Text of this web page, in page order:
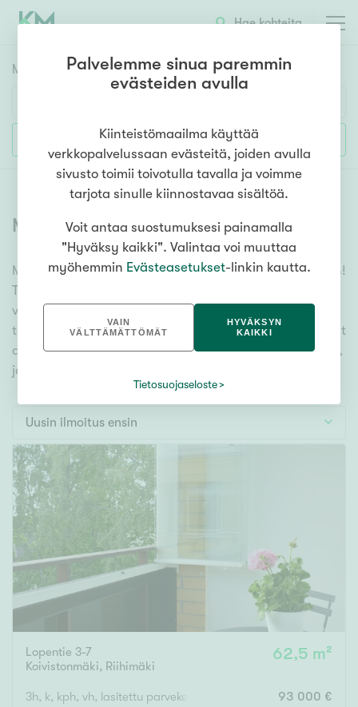
Hae kohteita
Myyntikohteet
Huoneluku
1h 2h 3h 4h 5h+
Asuntotyyppi
Kerros-/luhtitalo
Rivitalo/paritalo
Omakoti-/erillistalo
Maa- tai metsätila
Vapaa-ajan asunto
Muut
Hinta
000 000 €
Asuinpinta-ala Kokonaispinta-ala
m²
Lisää hakuehtoja
Myytävät asunnot (6312 )
Meiltä löydät myytävät asunnot, oli tarpeesi mikä vain!
Tuhansien kohteiden ja satojen kiinteistönvälittäjien
verkostomme auttaa sinua kenties elämäsi
tärkeimmässä päätöksessä. Katso alta kaikki myytävät
asunnot. Hyödynnä myös kätevää hakutyökaluamme,
jonka avulla löydät omien toiveidesi mukaisen kodin.
Uusin ilmoitus ensin
Lopentie 3-7
Koivistonmäki, Riihimäki
62,5 m²
3h, k, kph, vh, lasitettu parveke 93 000 €
Palvelemme sinua paremmin
evästeiden avulla
Kiinteistömaailma käyttää
verkkopalvelussaan evästeitä, joiden avulla
sivusto toimii toivotulla tavalla ja voimme
tarjota sinulle kiinnostavaa sisältöä.
Voit antaa suostumuksesi painamalla
"Hyväksy kaikki". Valintaa voi muuttaa
myöhemmin Evästeasetukset-linkin kautta.
VAIN
VÄLTTÄMÄTTÖMÄT
HYVÄKSYN
KAIKKI
Tietosuojaseloste